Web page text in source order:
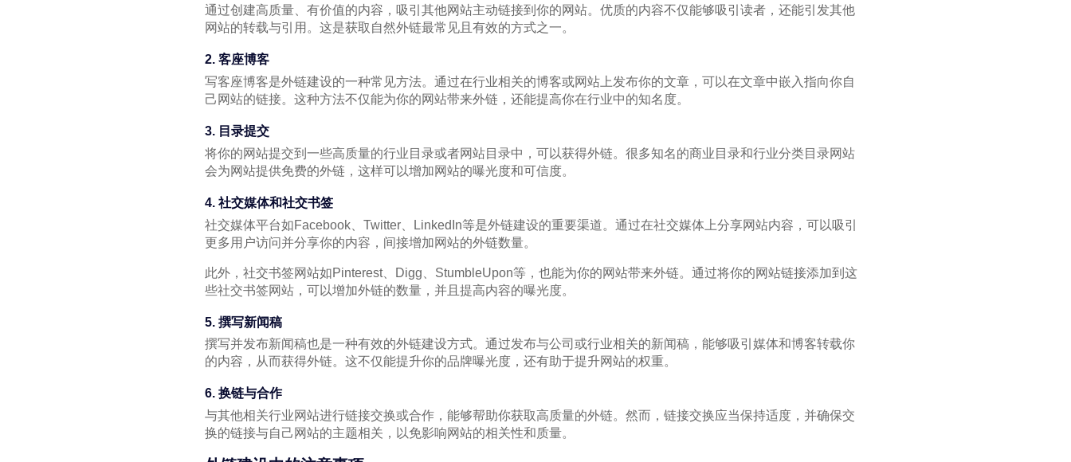
通过创建高质量、有价值的内容，吸引其他网站主动链接到你的网站。优质的内容不仅能够吸引读者，还能引发其他
网站的转载与引用。这是获取自然外链最常见且有效的方式之一。
2. 客座博客
写客座博客是外链建设的一种常见方法。通过在行业相关的博客或网站上发布你的文章，可以在文章中嵌入指向你自
己网站的链接。这种方法不仅能为你的网站带来外链，还能提高你在行业中的知名度。
3. 目录提交
将你的网站提交到一些高质量的行业目录或者网站目录中，可以获得外链。很多知名的商业目录和行业分类目录网站
会为网站提供免费的外链，这样可以增加网站的曝光度和可信度。
4. 社交媒体和社交书签
社交媒体平台如Facebook、Twitter、LinkedIn等是外链建设的重要渠道。通过在社交媒体上分享网站内容，可以吸引
更多用户访问并分享你的内容，间接增加网站的外链数量。
此外，社交书签网站如Pinterest、Digg、StumbleUpon等，也能为你的网站带来外链。通过将你的网站链接添加到这
些社交书签网站，可以增加外链的数量，并且提高内容的曝光度。
5. 撰写新闻稿
撰写并发布新闻稿也是一种有效的外链建设方式。通过发布与公司或行业相关的新闻稿，能够吸引媒体和博客转载你
的内容，从而获得外链。这不仅能提升你的品牌曝光度，还有助于提升网站的权重。
6. 换链与合作
与其他相关行业网站进行链接交换或合作，能够帮助你获取高质量的外链。然而，链接交换应当保持适度，并确保交
换的链接与自己网站的主题相关，以免影响网站的相关性和质量。